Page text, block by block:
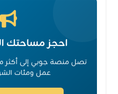
احجز مساحتك
تصل منصة جوبي إلى أكثر
عمل ومئات